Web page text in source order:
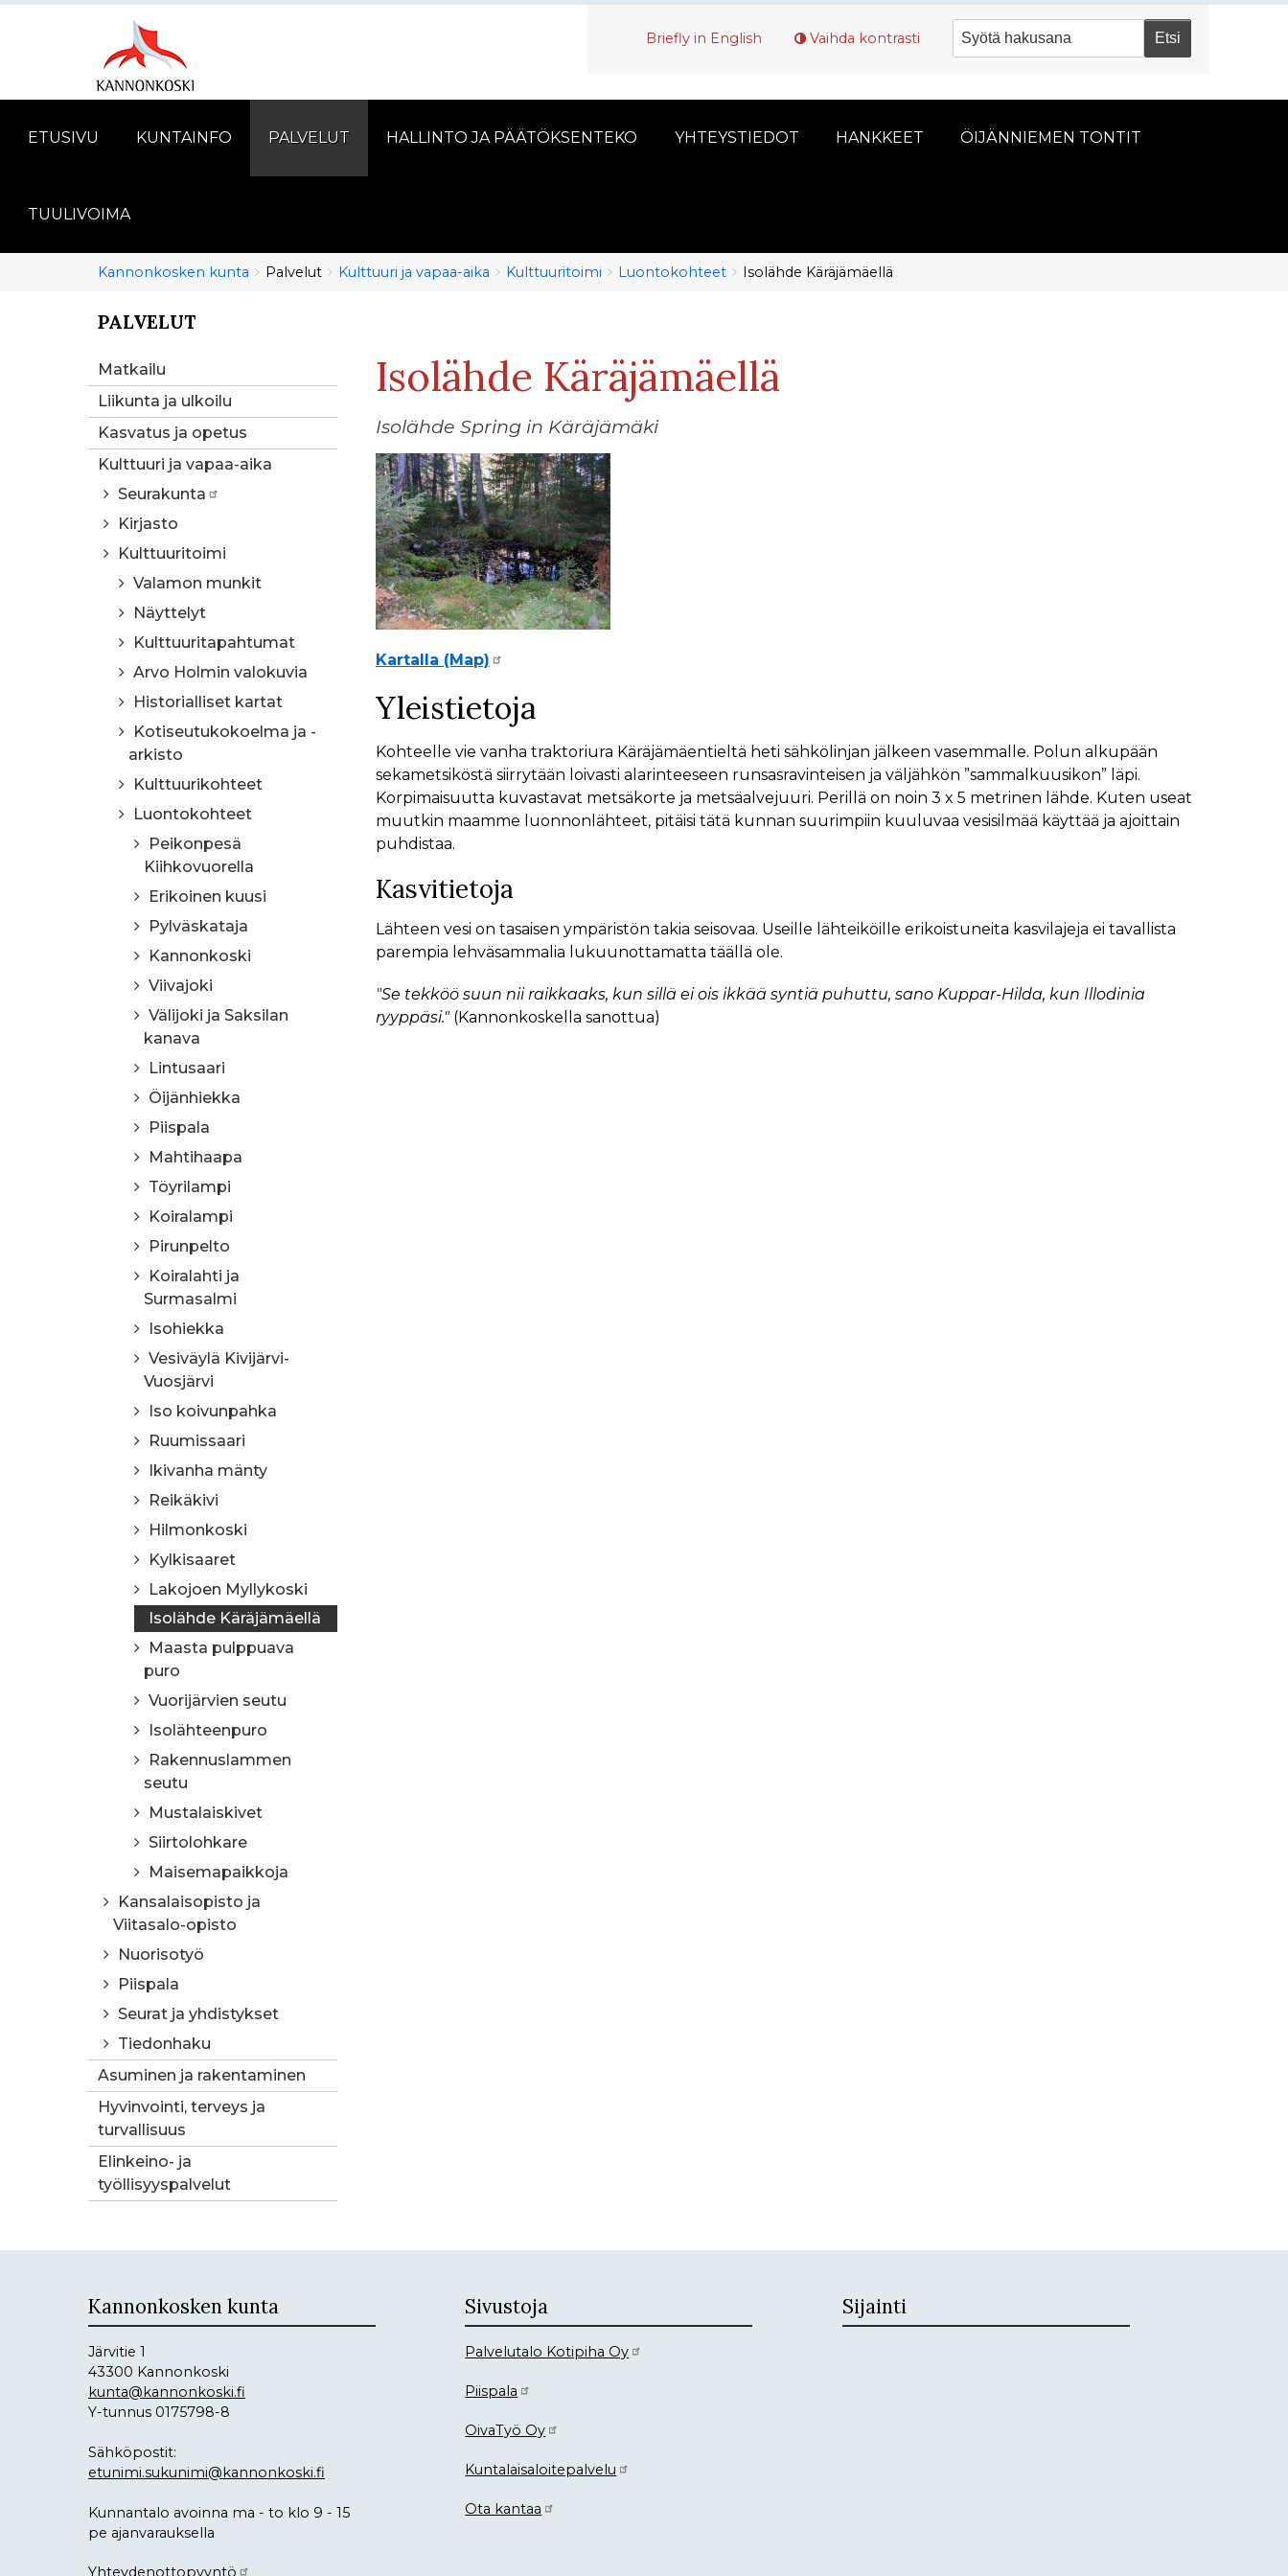
Briefly in English Vaihda kontrasti
ETUSIVU KUNTAINFO PALVELUT HALLINTO JA PÄÄTÖKSENTEKO YHTEYSTIEDOT HANKKEET ÖIJÄNNIEMEN TONTIT
TUULIVOIMA
Murupolku
You
here:
Kannonkosken kunta Palvelut Kulttuuri ja vapaa-aika Kulttuuritoimi Luontokohteet Isolähde Käräjämäellä
You
here:
PALVELUT
Matkailu
Liikunta ja ulkoilu
Kasvatus ja opetus
Kulttuuri ja vapaa-aika
Seurakunta
Kirjasto
Kulttuuritoimi
Valamon munkit
Näyttelyt
Kulttuuritapahtumat
Arvo Holmin valokuvia
Historialliset kartat
Kotiseutukokoelma ja -
arkisto
Kulttuurikohteet
Luontokohteet
Peikonpesä
Kiihkovuorella
Erikoinen kuusi
Pylväskataja
Kannonkoski
Viivajoki
Välijoki ja Saksilan
kanava
Lintusaari
Öijänhiekka
Piispala
Mahtihaapa
Töyrilampi
Koiralampi
Pirunpelto
Koiralahti ja
Surmasalmi
Isohiekka
Vesiväylä Kivijärvi-
Vuosjärvi
Iso koivunpahka
Ruumissaari
Ikivanha mänty
Reikäkivi
Hilmonkoski
Kylkisaaret
Lakojoen Myllykoski
Isolähde Käräjämäellä
Maasta pulppuava
puro
Vuorijärvien seutu
Isolähteenpuro
Rakennuslammen
seutu
Mustalaiskivet
Siirtolohkare
Maisemapaikkoja
Kansalaisopisto ja
Viitasalo-opisto
Nuorisotyö
Piispala
Seurat ja yhdistykset
Tiedonhaku
Asuminen ja rakentaminen
Hyvinvointi, terveys ja
turvallisuus
Elinkeino- ja
työllisyyspalvelut
Isolähde Käräjämäellä
Isolähde Spring in Käräjämäki
Kartalla (Map)
Yleistietoja
Kohteelle vie vanha traktoriura Käräjämäentieltä heti sähkölinjan jälkeen vasemmalle. Polun alkupään
sekametsiköstä siirrytään loivasti alarinteeseen runsasravinteisen ja väljähkön ”sammalkuusikon” läpi.
Korpimaisuutta kuvastavat metsäkorte ja metsäalvejuuri. Perillä on noin 3 x 5 metrinen lähde. Kuten useat
muutkin maamme luonnonlähteet, pitäisi tätä kunnan suurimpiin kuuluvaa vesisilmää käyttää ja ajoittain
puhdistaa.
Kasvitietoja
Lähteen vesi on tasaisen ympäristön takia seisovaa. Useille lähteiköille erikoistuneita kasvilajeja ei tavallista
parempia lehväsammalia lukuunottamatta täällä ole.
"Se tekköö suun nii raikkaaks, kun sillä ei ois ikkää syntiä puhuttu, sano Kuppar-Hilda, kun Illodinia
ryyppäsi."(Kannonkoskella sanottua)
Kannonkosken kunta
Järvitie 1
43300 Kannonkoski
kunta@kannonkoski.fi
Y-tunnus 0175798-8
Sähköpostit:
etunimi.sukunimi@kannonkoski.fi
Kunnantalo avoinna ma - to klo 9 - 15
pe ajanvarauksella
Yhteydenottopyyntö
Sivustoja
Palvelutalo Kotipiha Oy
Piispala
OivaTyö Oy
Kuntalaisaloitepalvelu
Ota kantaa
Sijainti